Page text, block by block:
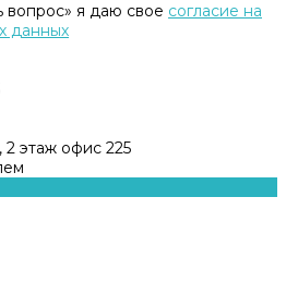
вопрос» я даю свое согласие на
данных
этаж офис 225